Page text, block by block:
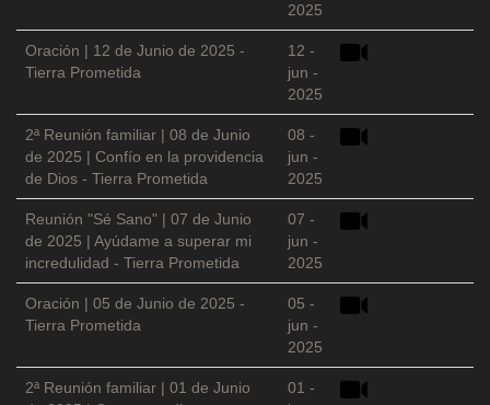
2025
Oración | 12 de Junio de 2025 -
Tierra Prometida
12 -
jun -
2025
2ª Reunión familiar | 08 de Junio
de 2025 | Confío en la providencia
de Dios - Tierra Prometida
08 -
jun -
2025
Reunión "Sé Sano" | 07 de Junio
de 2025 | Ayúdame a superar mi
incredulidad - Tierra Prometida
07 -
jun -
2025
Oración | 05 de Junio de 2025 -
Tierra Prometida
05 -
jun -
2025
2ª Reunión familiar | 01 de Junio
01 -